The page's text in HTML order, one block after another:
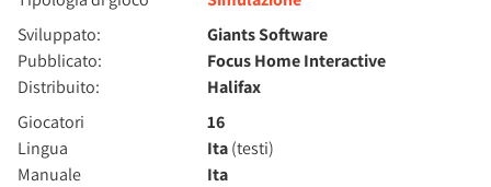
Sviluppato:
Giants Software
Pubblicato:
Focus Home Interactive
Distribuito:
Halifax
Giocatori
16
Lingua
Ita(testi)
Manuale
Ita